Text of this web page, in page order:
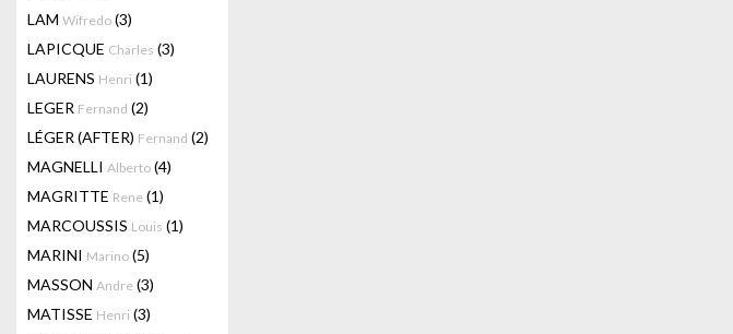
LAM Wifredo (3)
LAPICQUE Charles (3)
LAURENS Henri (1)
LEGER Fernand (2)
LÉGER (AFTER) Fernand (2)
MAGNELLI Alberto (4)
MAGRITTE Rene (1)
MARCOUSSIS Louis (1)
MARINI Marino (5)
MASSON Andre (3)
MATISSE Henri (3)